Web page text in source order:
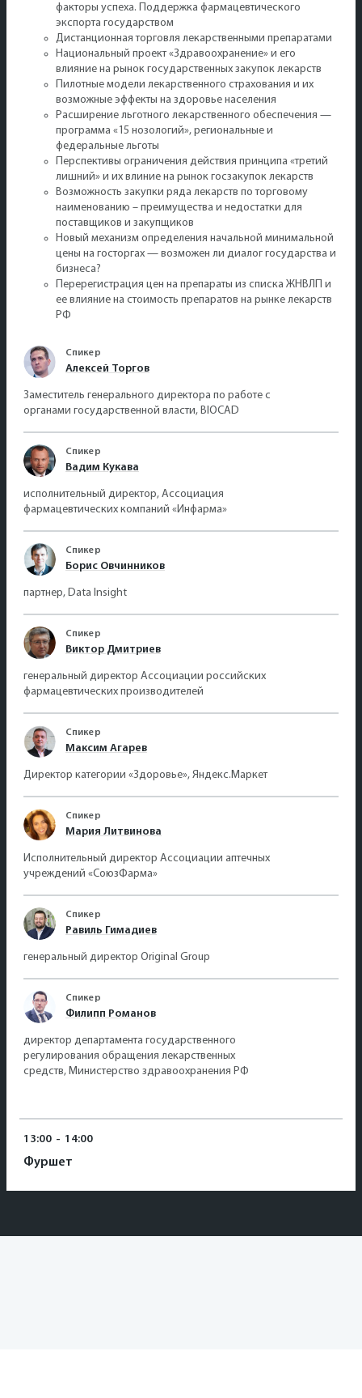
факторы успеха. Поддержка фармацевтического
экспорта государством
Дистанционная торговля лекарственными препаратами
Национальный проект «Здравоохранение» и его
влияние на рынок государственных закупок лекарств
Пилотные модели лекарственного страхования и их
возможные эффекты на здоровье населения
Расширение льготного лекарственного обеспечения —
программа «15 нозологий», региональные и
федеральные льготы
Перспективы ограничения действия принципа «третий
лишний» и их влиние на рынок госзакупок лекарств
Возможность закупки ряда лекарств по торговому
наименованию – преимущества и недостатки для
поставщиков и закупщиков
Новый механизм определения начальной минимальной
цены на госторгах — возможен ли диалог государства и
бизнеса?
Перерегистрация цен на препараты из списка ЖНВЛП и
ее влияние на стоимость препаратов на рынке лекарств
РФ
Спикер
Алексей Торгов
Заместитель генерального директора по работе с
органами государственной власти, BIOCAD
Спикер
Вадим Кукава
исполнительный директор, Ассоциация
фармацевтических компаний «Инфарма»
Спикер
Борис Овчинников
партнер, Data Insight
Спикер
Виктор Дмитриев
генеральный директор Ассоциации российских
фармацевтических производителей
Спикер
Максим Агарев
Директор категории «Здоровье», Яндекс.Маркет
Спикер
Мария Литвинова
Исполнительный директор Ассоциации аптечных
учреждений «СоюзФарма»
Спикер
Равиль Гимадиев
генеральный директор Original Group
Спикер
Филипп Романов
директор департамента государственного
регулирования обращения лекарственных
средств, Министерство здравоохранения РФ
13:00 - 14:00
Фуршет